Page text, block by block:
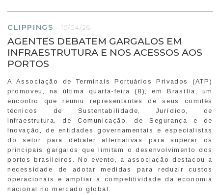
CLIPPINGS -10/04/26
AGENTES DEBATEM GARGALOS EM
INFRAESTRUTURA E NOS ACESSOS AOS
PORTOS
A Associação de Terminais Portuários Privados (ATP)
promoveu, na última quarta-feira (8), em Brasília, um
encontro que reuniu representantes de seus comitês
técnicos de Sustentabilidade, Jurídico, de
Infraestrutura, de Comunicação, de Segurança e de
Inovação, de entidades governamentais e especialistas
do setor para debater alternativas para superar os
principais gargalos que limitam o desenvolvimento dos
portos brasileiros. No evento, a associação destacou a
necessidade de adotar medidas para reduzir custos
operacionais e ampliar a competitividade da economia
nacional no mercado global.